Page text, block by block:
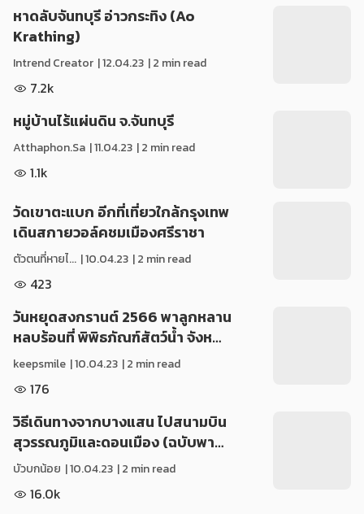
หาดลับจันทบุรี อ่าวกระทิง (Ao
Krathing)
Intrend Creator |12.04.23 | 2 min read
7.2k
หมู่บ้านไร้แผ่นดิน จ.จันทบุรี
Atthaphon.Sa |11.04.23 | 2 min read
1.1k
วัดเขาตะแบก อีกที่เที่ยวใกล้กรุงเทพ
เดินสกายวอล์คชมเมืองศรีราชา
ตัวตนที่หายไ... |10.04.23 | 2 min read
423
วันหยุดสงกรานต์ 2566 พาลูกหลาน
หลบร้อนที่ พิพิธภัณฑ์สัตว์น้ำ จังห…
keepsmile |10.04.23 | 2 min read
176
วิธีเดินทางจากบางแสน ไปสนามบิน
สุวรรณภูมิและดอนเมือง (ฉบับพา…
บัวบกน้อย |10.04.23 | 2 min read
16.0k